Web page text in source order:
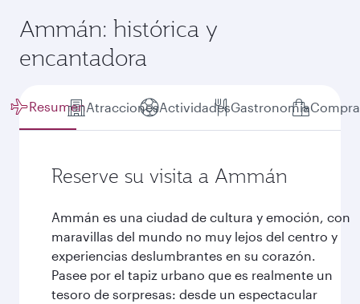
Ammán: histórica y
encantadora
ResumenAtraccionesActividadesGastronomía
Reserve su visita a Ammán
Ammán es una ciudad de cultura y emoción, con
maravillas del mundo no muy lejos del centro y
experiencias deslumbrantes en su corazón.
Pasee por el tapiz urbano que es realmente un
tesoro de sorpresas: desde un espectacular